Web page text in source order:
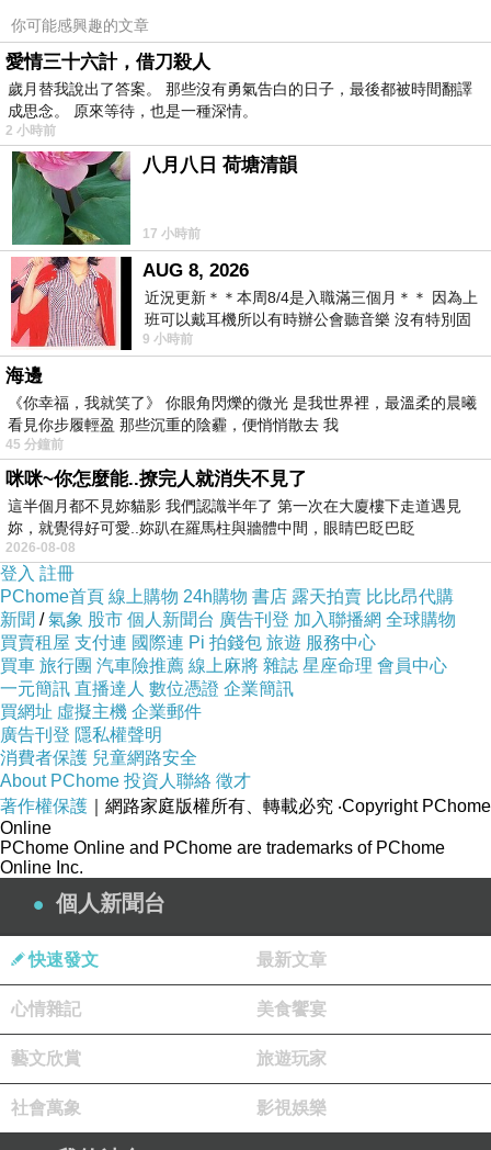
你可能感興趣的文章
愛情三十六計，借刀殺人
歲月替我說出了答案。 那些沒有勇氣告白的日子，最後都被時間翻譯
成思念。 原來等待，也是一種深情。
2 小時前
八月八日 荷塘清韻
17 小時前
AUG 8, 2026
近況更新＊＊本周8/4是入職滿三個月＊＊ 因為上
班可以戴耳機所以有時辦公會聽音樂 沒有特別固
定哪天但就是一周某一天會固定聽'90
9 小時前
海邊
《你幸福，我就笑了》 你眼角閃爍的微光 是我世界裡，最溫柔的晨曦
看見你步履輕盈 那些沉重的陰霾，便悄悄散去 我
45 分鐘前
咪咪~你怎麼能..撩完人就消失不見了
這半個月都不見妳貓影 我們認識半年了 第一次在大廈樓下走道遇見
妳，就覺得好可愛..妳趴在羅馬柱與牆體中間，眼睛巴眨巴眨
2026-08-08
登入 註冊
PChome首頁 線上購物 24h購物 書店 露天拍賣 比比昂代購
新聞 /氣象 股市 個人新聞台 廣告刊登 加入聯播網 全球購物
買賣租屋 支付連 國際連 Pi 拍錢包 旅遊 服務中心
買車 旅行團 汽車險推薦 線上麻將 雜誌 星座命理 會員中心
一元簡訊 直播達人 數位憑證 企業簡訊
買網址 虛擬主機 企業郵件
廣告刊登 隱私權聲明
消費者保護 兒童網路安全
About PChome 投資人聯絡 徵才
著作權保護 ｜網路家庭版權所有、轉載必究 ‧Copyright PChome
Online
PChome Online and PChome are trademarks of PChome
Online Inc.
個人新聞台
快速發文 最新文章
心情雜記 美食饗宴
藝文欣賞 旅遊玩家
社會萬象 影視娛樂